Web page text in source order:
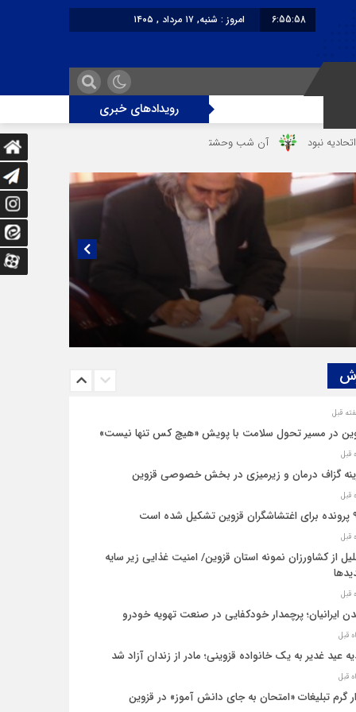
6:55:58
امروز : شنبه, ۱۷ مرداد , ۱۴۰۵
رویدادهای خبری
آن شب وحشتناک در خانه «عصمت» از دندانپزشک قاتل تا قاتل‌ شدن
منتشر نشده با پروفسور اهرنجانی، صاحب نظریه سه‌ شاخگی
در مسیر تحول سلامت با پویش «هیچ‌ کس تنها نیست»
گزاف درمان و زیرمیزی در بخش خصوصی قزوین
است
از کشاورزان نمونه استان قزوین/ امنیت غذایی زیر سایه
ایرانیان؛ پرچمدار خودکفایی در صنعت تهویه خودرو
عید غدیر به یک خانواده قزوینی؛ مادر از زندان آزاد شد
گرم تبلیغات «امتحان به جای دانش‌ آموز» در قزوین